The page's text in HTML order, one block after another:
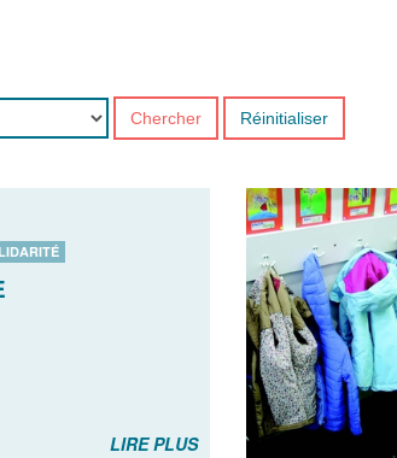
Chercher Réinitialiser
LIRE PLUS